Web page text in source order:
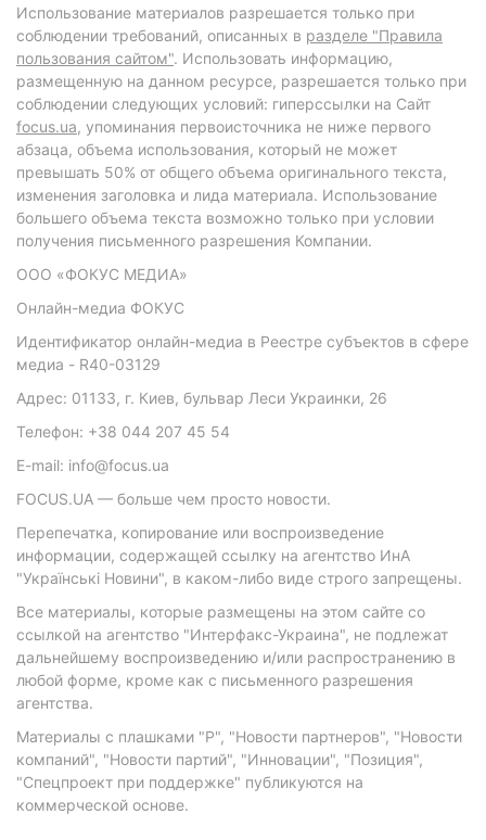
Использование материалов разрешается только при
соблюдении требований, описанных в разделе "Правила
пользования сайтом". Использовать информацию,
размещенную на данном ресурсе, разрешается только при
соблюдении следующих условий: гиперссылки на Сайт
focus.ua, упоминания первоисточника не ниже первого
абзаца, объема использования, который не может
превышать 50% от общего объема оригинального текста,
изменения заголовка и лида материала. Использование
большего объема текста возможно только при условии
получения письменного разрешения Компании.
ООО «ФОКУС МЕДИА»
Онлайн-медиа ФОКУС
Идентификатор онлайн-медиа в Реестре субъектов в сфере
медиа - R40-03129
Адрес: 01133, г. Киев, бульвар Леси Украинки, 26
Телефон: +38 044 207 45 54
E-mail: info@focus.ua
FOCUS.UA — больше чем просто новости.
Перепечатка, копирование или воспроизведение
информации, содержащей ссылку на агентство ИнА
"Українські Новини", в каком-либо виде строго запрещены.
Все материалы, которые размещены на этом сайте со
ссылкой на агентство "Интерфакс-Украина", не подлежат
дальнейшему воспроизведению и/или распространению в
любой форме, кроме как с письменного разрешения
агентства.
Материалы с плашками "Р", "Новости партнеров", "Новости
компаний", "Новости партий", "Инновации", "Позиция",
"Спецпроект при поддержке" публикуются на
коммерческой основе.